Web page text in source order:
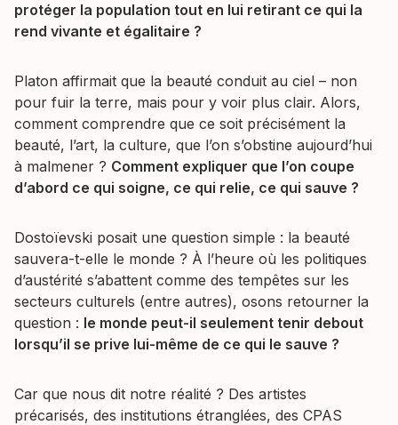
protéger la population tout en lui retirant ce qui la
rend vivante et égalitaire ?
Platon affirmait que la beauté conduit au ciel – non
pour fuir la terre, mais pour y voir plus clair. Alors,
comment comprendre que ce soit précisément la
beauté, l’art, la culture, que l’on s’obstine aujourd’hui
à malmener ? Comment expliquer que l’on coupe
d’abord ce qui soigne, ce qui relie, ce qui sauve ?
Dostoïevski posait une question simple : la beauté
sauvera-t-elle le monde ? À l’heure où les politiques
d’austérité s’abattent comme des tempêtes sur les
secteurs culturels (entre autres), osons retourner la
question : le monde peut-il seulement tenir debout
lorsqu’il se prive lui-même de ce qui le sauve ?
Car que nous dit notre réalité ? Des artistes
précarisés, des institutions étranglées, des CPAS